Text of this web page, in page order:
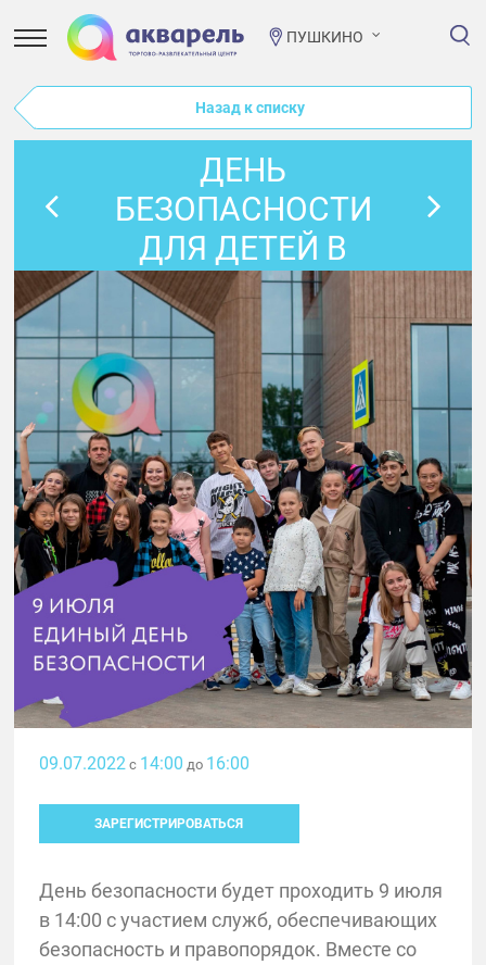
ПУШКИНО
Назад к списку
ДЕНЬ
БЕЗОПАСНОСТИ
ДЛЯ ДЕТЕЙ В
АКВАРЕЛИ
09.07.2022 с 14:00 до 16:00
ЗАРЕГИСТРИРОВАТЬСЯ
День безопасности будет проходить 9 июля
в 14:00 с участием служб, обеспечивающих
безопасность и правопорядок. Вместе со